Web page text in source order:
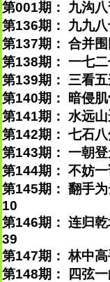
第001期： 九沟
第136期： 九九
第137期： 合并
第138期： 一七
第139期： 三看
第140期： 暗侵
第141期： 水远
第142期： 七石
第143期： 一朝
第144期： 不妨
第145期： 翻手
10
第146期： 连归
39
第147期： 林中
第148期： 四弦